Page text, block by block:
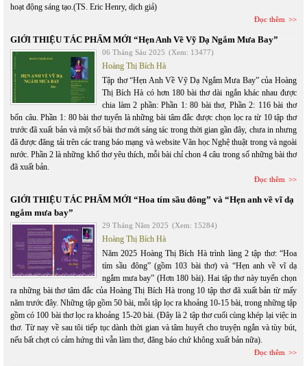
hoạt động sáng tạo.(TS. Eric Henry, dịch giả)
Đọc thêm
GIỚI THIỆU TÁC PHẨM MỚI “Hẹn Anh Về Vỹ Dạ Ngắm Mưa Bay”
06 Tháng Sáu 2025 (Xem: 13477)
Hoàng Thị Bích Hà
Tập thơ “Hẹn Anh Về Vỹ Dạ Ngắm Mưa Bay” của Hoàng
Thị Bích Hà có hơn 180 bài thơ dài ngắn khác nhau được
chia làm 2 phần: Phần 1: 80 bài thơ, Phần 2: 116 bài thơ
bốn câu. Phần 1: 80 bài thơ tuyển là những bài tâm đắc được chọn lọc ra từ 10 tập thơ
trước đã xuất bản và một số bài thơ mới sáng tác trong thời gian gần đây, chưa in nhưng
đã được đăng tải trên các trang báo mạng và website Văn học Nghệ thuật trong và ngoài
nước. Phần 2 là những khổ thơ yêu thích, mỗi bài chỉ chon 4 câu trong số những bài thơ
đã xuất bản.
Đọc thêm
GIỚI THIỆU TÁC PHẨM MỚI “Hoa tím sầu đông” và “Hẹn anh về vĩ dạ
ngắm mưa bay”
29 Tháng Năm 2025 (Xem: 15284)
Hoàng Thị Bích Hà
Năm 2025 Hoàng Thị Bích Hà trình làng 2 tập thơ: “Hoa
tím sầu đông” (gồm 103 bài thơ) và “Hẹn anh về vĩ dạ
ngắm mưa bay” (Hơn 180 bài). Hai tập thơ này tuyển chọn
ra những bài thơ tâm đắc của Hoàng Thị Bích Hà trong 10 tập thơ đã xuất bản từ mấy
năm trước đây. Những tập gồm 50 bài, mỗi tập lọc ra khoảng 10-15 bài, trong những tập
gồm có 100 bài thơ lọc ra khoảng 15-20 bài. (Đây là 2 tập thơ cuối cùng khép lại việc in
thơ. Từ nay về sau tôi tiếp tục dành thời gian và tâm huyết cho truyện ngắn và tùy bút,
nếu bất chợt có cảm hứng thì vẫn làm thơ, đăng báo chứ không xuất bản nữa).
Đọc thêm